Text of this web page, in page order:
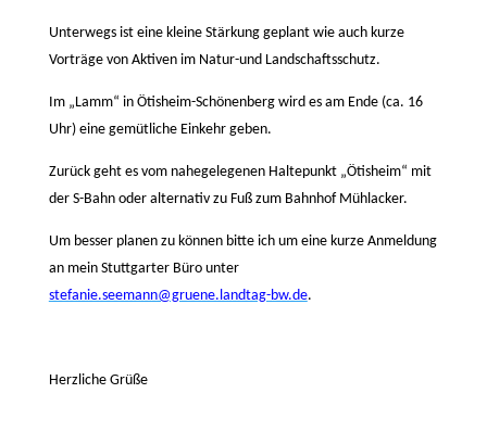
Unterwegs ist eine kleine Stärkung geplant wie auch kurze
Vorträge von Aktiven im Natur-und Landschaftsschutz.
Im „Lamm“ in Ötisheim-Schönenberg wird es am Ende (ca. 16
Uhr) eine gemütliche Einkehr geben.
Zurück geht es vom nahegelegenen Haltepunkt „Ötisheim“ mit
der S-Bahn oder alternativ zu Fuß zum Bahnhof Mühlacker.
Um besser planen zu können bitte ich um eine kurze Anmeldung
an mein Stuttgarter Büro unter
stefanie.seemann@gruene.landtag-bw.de.
Herzliche Grüße